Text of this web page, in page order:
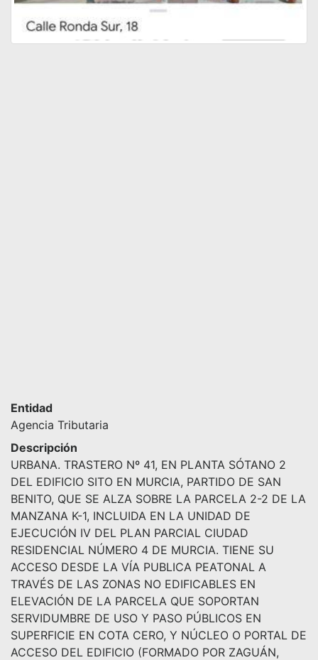
Entidad
Agencia Tributaria
Descripción
URBANA. TRASTERO Nº 41, EN PLANTA SÓTANO 2
DEL EDIFICIO SITO EN MURCIA, PARTIDO DE SAN
BENITO, QUE SE ALZA SOBRE LA PARCELA 2-2 DE LA
MANZANA K-1, INCLUIDA EN LA UNIDAD DE
EJECUCIÓN IV DEL PLAN PARCIAL CIUDAD
RESIDENCIAL NÚMERO 4 DE MURCIA. TIENE SU
ACCESO DESDE LA VÍA PUBLICA PEATONAL A
TRAVÉS DE LAS ZONAS NO EDIFICABLES EN
ELEVACIÓN DE LA PARCELA QUE SOPORTAN
SERVIDUMBRE DE USO Y PASO PÚBLICOS EN
SUPERFICIE EN COTA CERO, Y NÚCLEO O PORTAL DE
ACCESO DEL EDIFICIO (FORMADO POR ZAGUÁN,